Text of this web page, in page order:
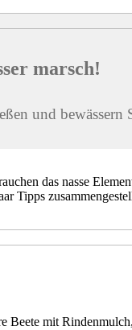
marsch!
und
das nasse
Tipps
mit